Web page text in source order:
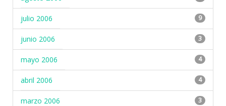
julio 2006 9
junio 2006 3
mayo 2006 4
abril 2006 4
marzo 2006 3